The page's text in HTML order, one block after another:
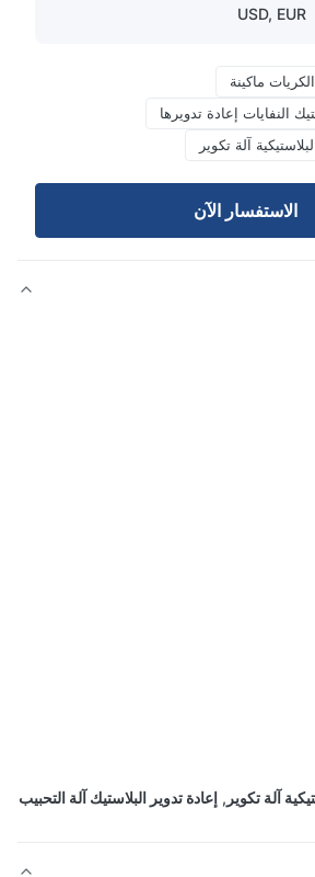
USD,
ماكينة
إعادة تدويرها
آلة تكوير
الآن
تكوير ,إعادة تدوير البلاستيك آلة التحبيب